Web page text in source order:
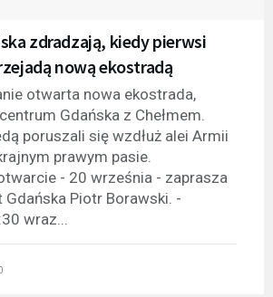
zdradzają, kiedy pierwsi
nową ekostradą
otwarta nowa ekostrada,
Gdańska z Chełmem.
poruszali się wzdłuż alei Armii
prawym pasie.
- 20 września - zaprasza
Piotr Borawski. -
wraz...